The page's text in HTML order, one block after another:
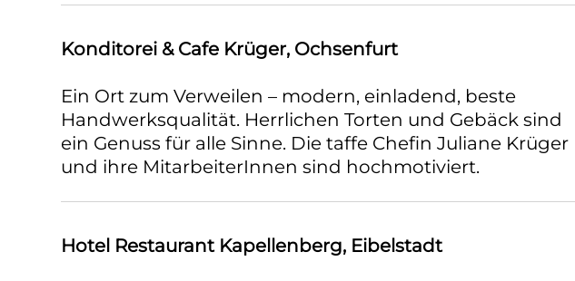
Konditorei & Cafe Krüger, Ochsenfurt
Ein Ort zum Verweilen – modern, einladend, beste
Handwerksqualität. Herrlichen Torten und Gebäck sind
ein Genuss für alle Sinne. Die taffe Chefin Juliane Krüger
und ihre MitarbeiterInnen sind hochmotiviert.
Hotel Restaurant Kapellenberg, Eibelstadt